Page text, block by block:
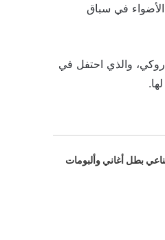
الأضواء في سباق
روكي، والذي احتفل في
بطل أغاني وألبومات